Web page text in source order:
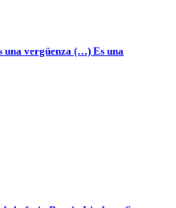
una vergüenza (…) Es una